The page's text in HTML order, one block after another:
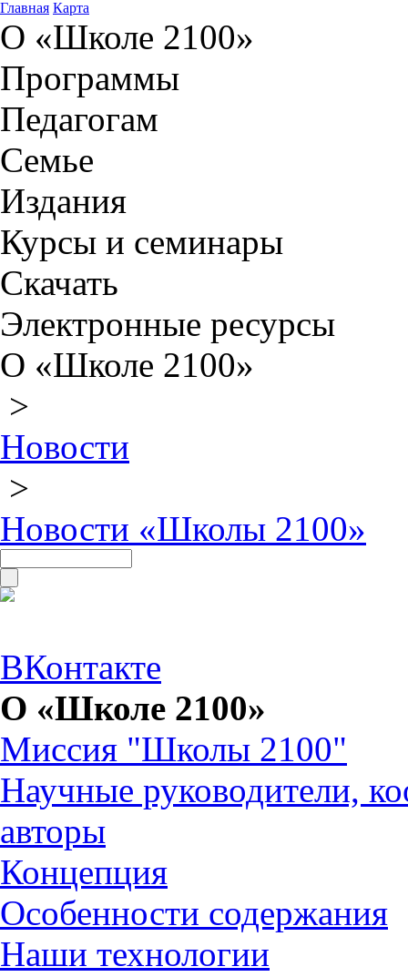
Главная Карта
О «Школе 2100»
Программы
Педагогам
Семье
Издания
Курсы и семинары
Скачать
Электронные ресурсы
О «Школе 2100»
>
Новости
>
Новости «Школы 2100»
ВКонтакте
О «Школе 2100»
Миссия "Школы 2100"
Научные руководители,
авторы
Концепция
Особенности содержания
Наши технологии